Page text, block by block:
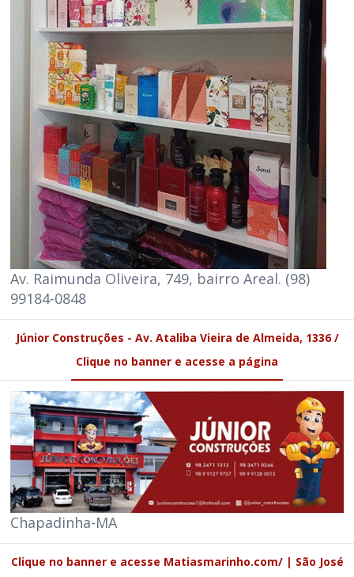
Av. Raimunda Oliveira, 749, bairro Areal. (98)
99184-0848
Júnior Construções - Av. Ataliba Vieira de Almeida, 1336 /
Clique no banner e acesse a página
Chapadinha-MA
Clique no banner e acesse Matiasmarinho.com/ | São José